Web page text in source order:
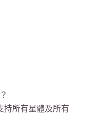
持所有星體及所有